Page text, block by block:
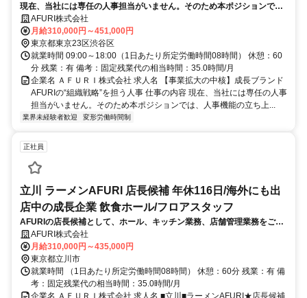
現在、当社には専任の人事担当がいません。そのため本ポジションで
は、人事機能の立ち上げメンバーとして、ゼロから仕組みをつくる役割
を担っていただきます。
AFURI株式会社
月給310,000円～451,000円
東京都東京23区渋谷区
就業時間 09:00～18:00（1日あたり所定労働時間08時間） 休憩：60
分 残業：有 備考：固定残業代の相当時間：35.0時間/月
企業名 ＡＦＵＲＩ株式会社 求人名 【事業拡大の中核】成長ブランド
AFURIの“組織戦略”を担う人事 仕事の内容 現在、当社には専任の人事
担当がいません。そのため本ポジションでは、人事機能の立ち上...
業界未経験者歓迎 変形労働時間制
正社員
立川 ラーメンAFURI 店長候補 年休116日/海外にも出
店中の成長企業 飲食ホール/フロアスタッフ
AFURIの店長候補として、ホール、キッチン業務、店舗管理業務をご担
当いただきます。店舗運営を通じてお客様に満足のいく体験を提供いた
だきます！
AFURI株式会社
月給310,000円～435,000円
東京都立川市
就業時間 （1日あたり所定労働時間08時間） 休憩：60分 残業：有 備
考：固定残業代の相当時間：35.0時間/月